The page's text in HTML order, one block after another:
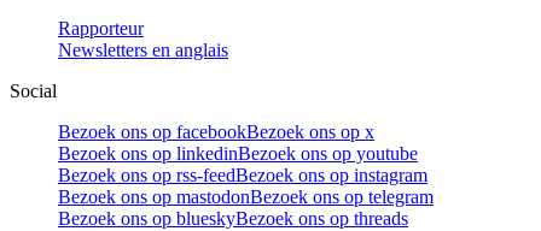
Rapporteur
Newsletters en anglais
Social
Bezoek ons op facebookBezoek ons op x
Bezoek ons op linkedinBezoek ons op youtube
Bezoek ons op rss-feedBezoek ons op instagram
Bezoek ons op mastodonBezoek ons op telegram
Bezoek ons op blueskyBezoek ons op threads